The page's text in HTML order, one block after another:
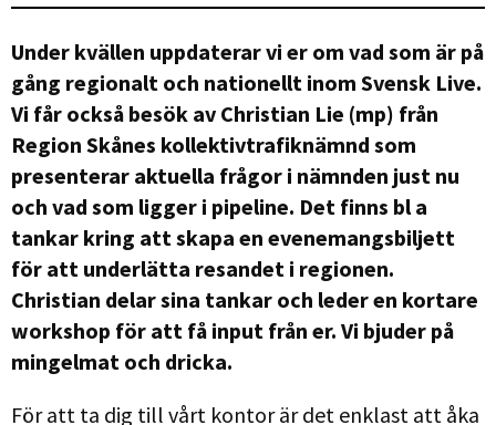
Under kvällen uppdaterar vi er om vad som är på
gång regionalt och nationellt inom Svensk Live.
Vi får också besök av Christian Lie (mp) från
Region Skånes kollektivtrafiknämnd som
presenterar aktuella frågor i nämnden just nu
och vad som ligger i pipeline. Det finns bl a
tankar kring att skapa en evenemangsbiljett
för att underlätta resandet i regionen.
Christian delar sina tankar och leder en kortare
workshop för att få input från er. Vi bjuder på
mingelmat och dricka.
För att ta dig till vårt kontor är det enklast att åka